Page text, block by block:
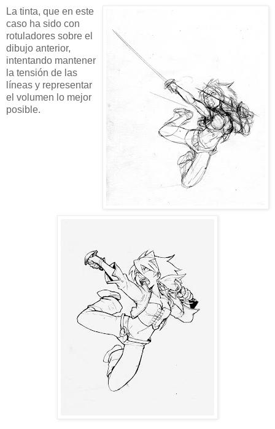
La tinta, que en este
caso ha sido con
rotuladores sobre el
dibujo anterior,
intentando mantener
la tensión de las
líneas y representar
el volumen lo mejor
posible.